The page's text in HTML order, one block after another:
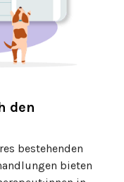
den
bestehenden
bieten